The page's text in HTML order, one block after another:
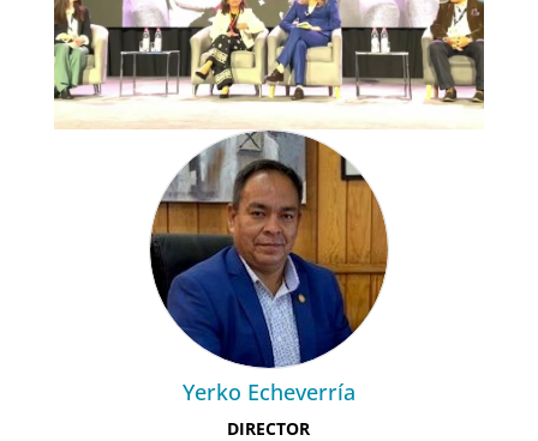
Yerko Echeverría
DIRECTOR